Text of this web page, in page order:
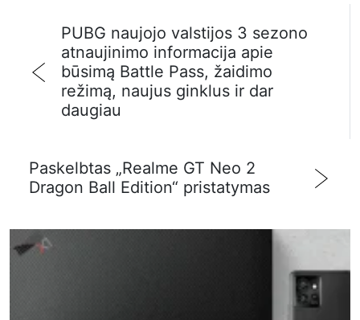
PUBG naujojo valstijos 3 sezono
atnaujinimo informacija apie
būsimą Battle Pass, žaidimo
režimą, naujus ginklus ir dar
daugiau
Paskelbtas „Realme GT Neo 2
Dragon Ball Edition“ pristatymas